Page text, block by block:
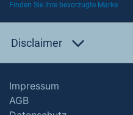
Finden Sie Ihre bevorzugte Marke
Disclaimer
Impressum
AGB